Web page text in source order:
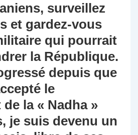
surveillez
et gardez-vous
qui pourrait
la République.
depuis que
le
la « Nadha »
je suis devenu un